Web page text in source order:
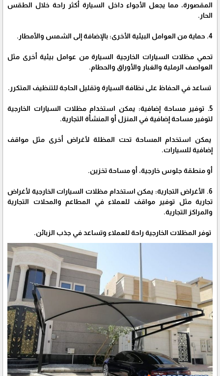
المقصورة، مما يجعل الأجواء داخل السيارة أكثر راحة خلال الطقس
الحار.
4. حماية من العوامل البيئية الأخرى: بالإضافة إلى الشمس والأمطار.
تحمي مظلات السيارات الخارجية السيارة من عوامل بيئية أخرى مثل
العواصف الرملية والغبار والأوراق والحطام.
تساعد في الحفاظ على نظافة السيارة وتقليل الحاجة للتنظيف المتكرر.
5. توفير مساحة إضافية: يمكن استخدام مظلات السيارات الخارجية
لتوفير مساحة إضافية في المنزل أو المنشأة التجارية.
يمكن استخدام المساحة تحت المظلة لأغراض أخرى مثل مواقف
إضافية للسيارات.
أو منطقة جلوس خارجية، أو مساحة تخزين.
6. الأغراض التجارية: يمكن استخدام مظلات السيارات الخارجية لأغراض
تجارية مثل توفير مواقف للعملاء في المطاعم والمحلات التجارية
والمراكز التجارية.
توفر المظلات الخارجية راحة للعملاء وتساعد في جذب الزبائن.